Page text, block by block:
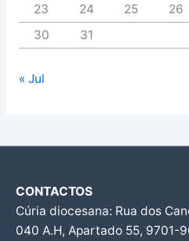
23
24 25 26
30
31
« Jul
CONTACTOS
Cúria diocesana: Rua dos
040 A.H, Apartado 55, 9701-